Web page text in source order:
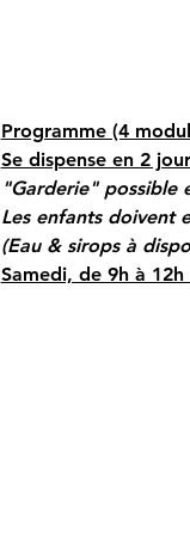
Programme (4
Se dispense en 2
"Garderie" possible
Les enfants doivent
(Eau & sirops à
Samedi, de 9h à 12h